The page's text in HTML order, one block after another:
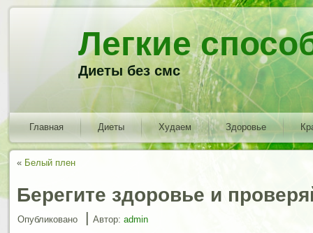
Легкие
Диеты без смс
Главная Диеты Худаем Здоровье
« Белый плен
Берегите здоровье и
Опубликовано | Автор: admin